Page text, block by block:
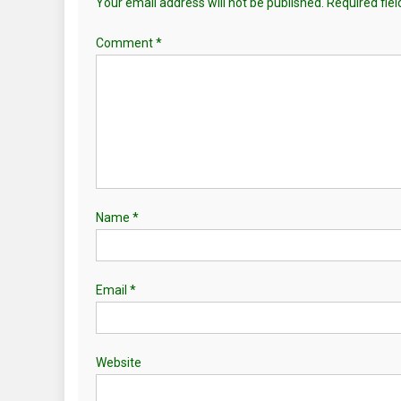
Comment*
Name *
Email *
Website